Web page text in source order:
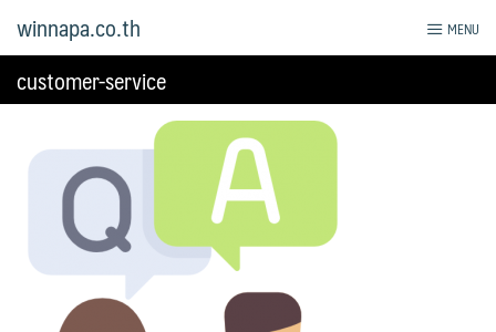
winnapa.co.th MENU
customer-service